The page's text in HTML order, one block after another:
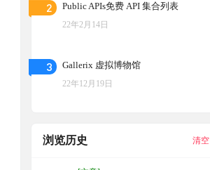
2 Public APIs免费 API 集合列表
22年2月14日
3 Gallerix 虚拟博物馆
22年12月19日
浏览历史 清空